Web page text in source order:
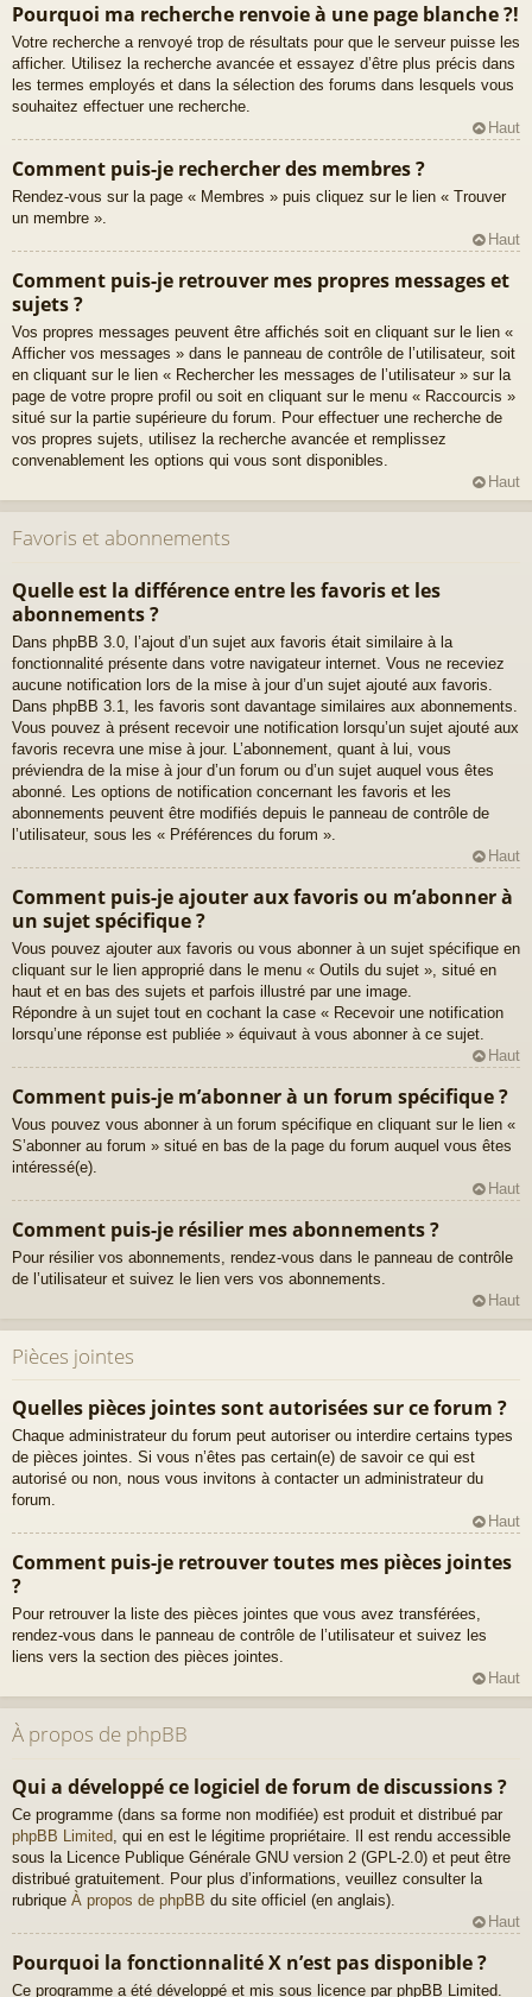
Pourquoi ma recherche renvoie à une page blanche ?!
Votre recherche a renvoyé trop de résultats pour que le serveur puisse les
afficher. Utilisez la recherche avancée et essayez d’être plus précis dans
les termes employés et dans la sélection des forums dans lesquels vous
souhaitez effectuer une recherche.
Haut
Comment puis-je rechercher des membres ?
Rendez-vous sur la page « Membres » puis cliquez sur le lien « Trouver
un membre ».
Haut
Comment puis-je retrouver mes propres messages et
sujets ?
Vos propres messages peuvent être affichés soit en cliquant sur le lien «
Afficher vos messages » dans le panneau de contrôle de l’utilisateur, soit
en cliquant sur le lien « Rechercher les messages de l’utilisateur » sur la
page de votre propre profil ou soit en cliquant sur le menu « Raccourcis »
situé sur la partie supérieure du forum. Pour effectuer une recherche de
vos propres sujets, utilisez la recherche avancée et remplissez
convenablement les options qui vous sont disponibles.
Haut
Favoris et abonnements
Quelle est la différence entre les favoris et les
abonnements ?
Dans phpBB 3.0, l’ajout d’un sujet aux favoris était similaire à la
fonctionnalité présente dans votre navigateur internet. Vous ne receviez
aucune notification lors de la mise à jour d’un sujet ajouté aux favoris.
Dans phpBB 3.1, les favoris sont davantage similaires aux abonnements.
Vous pouvez à présent recevoir une notification lorsqu’un sujet ajouté aux
favoris recevra une mise à jour. L’abonnement, quant à lui, vous
préviendra de la mise à jour d’un forum ou d’un sujet auquel vous êtes
abonné. Les options de notification concernant les favoris et les
abonnements peuvent être modifiés depuis le panneau de contrôle de
l’utilisateur, sous les « Préférences du forum ».
Haut
Comment puis-je ajouter aux favoris ou m’abonner à
un sujet spécifique ?
Vous pouvez ajouter aux favoris ou vous abonner à un sujet spécifique en
cliquant sur le lien approprié dans le menu « Outils du sujet », situé en
haut et en bas des sujets et parfois illustré par une image.
Répondre à un sujet tout en cochant la case « Recevoir une notification
lorsqu’une réponse est publiée » équivaut à vous abonner à ce sujet.
Haut
Comment puis-je m’abonner à un forum spécifique ?
Vous pouvez vous abonner à un forum spécifique en cliquant sur le lien «
S’abonner au forum » situé en bas de la page du forum auquel vous êtes
intéressé(e).
Haut
Comment puis-je résilier mes abonnements ?
Pour résilier vos abonnements, rendez-vous dans le panneau de contrôle
de l’utilisateur et suivez le lien vers vos abonnements.
Haut
Pièces jointes
Quelles pièces jointes sont autorisées sur ce forum ?
Chaque administrateur du forum peut autoriser ou interdire certains types
de pièces jointes. Si vous n’êtes pas certain(e) de savoir ce qui est
autorisé ou non, nous vous invitons à contacter un administrateur du
forum.
Haut
Comment puis-je retrouver toutes mes pièces jointes
?
Pour retrouver la liste des pièces jointes que vous avez transférées,
rendez-vous dans le panneau de contrôle de l’utilisateur et suivez les
liens vers la section des pièces jointes.
Haut
À propos de phpBB
Qui a développé ce logiciel de forum de discussions ?
Ce programme (dans sa forme non modifiée) est produit et distribué par
phpBB Limited , qui en est le légitime propriétaire. Il est rendu accessible
sous la Licence Publique Générale GNU version 2 (GPL-2.0) et peut être
distribué gratuitement. Pour plus d’informations, veuillez consulter la
rubrique À propos de phpBB du site officiel (en anglais).
Haut
Pourquoi la fonctionnalité X n’est pas disponible ?
Ce programme a été développé et mis sous licence par phpBB Limited.